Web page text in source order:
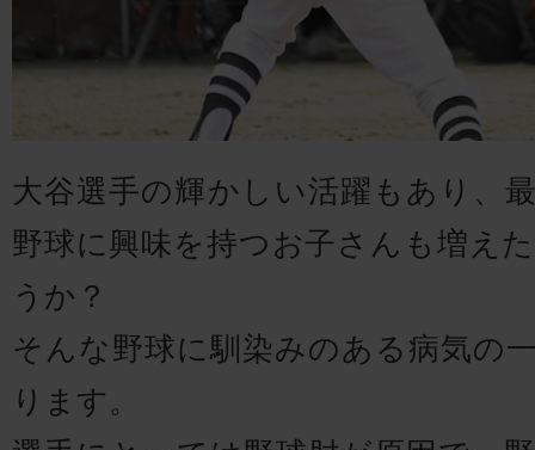
大谷選手の輝かしい活躍もあり、
野球に興味を持つお子さんも増え
うか？
そんな野球に馴染みのある病気の
ります。